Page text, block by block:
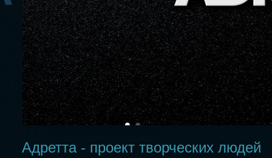
Адретта - проект творческих людей